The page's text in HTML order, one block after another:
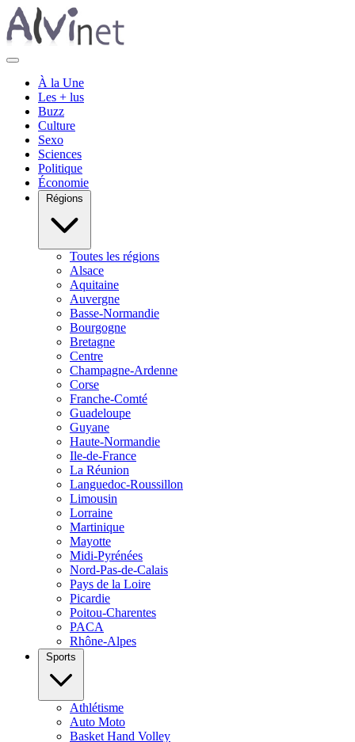
À la Une
Les + lus
Buzz
Culture
Sexo
Sciences
Politique
Économie
Régions
Toutes les régions
Alsace
Aquitaine
Auvergne
Basse-Normandie
Bourgogne
Bretagne
Centre
Champagne-Ardenne
Corse
Franche-Comté
Guadeloupe
Guyane
Haute-Normandie
Ile-de-France
La Réunion
Languedoc-Roussillon
Limousin
Lorraine
Martinique
Mayotte
Midi-Pyrénées
Nord-Pas-de-Calais
Pays de la Loire
Picardie
Poitou-Charentes
PACA
Rhône-Alpes
Sports
Athlétisme
Auto Moto
Basket Hand Volley